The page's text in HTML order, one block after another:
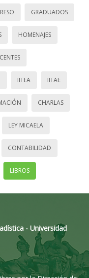
GRADUADOS
HOMENAJES
IITEA IITAE
CHARLAS
LEY MICAELA
CONTABILIDAD
LIBROS
- Universidad